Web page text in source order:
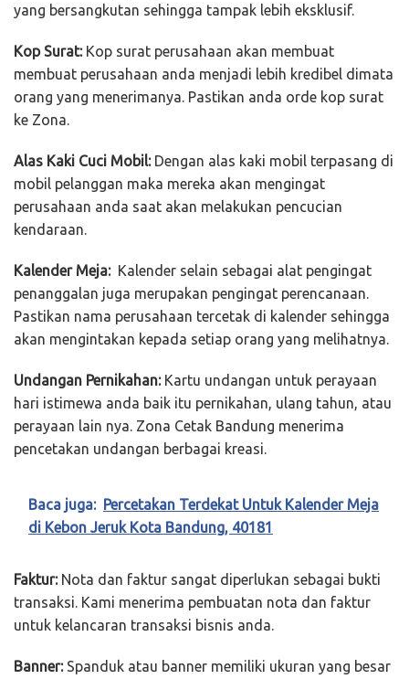
yang bersangkutan sehingga tampak lebih eksklusif.
Kop Surat:Kop surat perusahaan akan membuat
membuat perusahaan anda menjadi lebih kredibel dimata
orang yang menerimanya. Pastikan anda orde kop surat
ke Zona.
Alas Kaki Cuci Mobil:Dengan alas kaki mobil terpasang di
mobil pelanggan maka mereka akan mengingat
perusahaan anda saat akan melakukan pencucian
kendaraan.
Kalender Meja:Kalender selain sebagai alat pengingat
penanggalan juga merupakan pengingat perencanaan.
Pastikan nama perusahaan tercetak di kalender sehingga
akan mengintakan kepada setiap orang yang melihatnya.
Undangan Pernikahan:Kartu undangan untuk perayaan
hari istimewa anda baik itu pernikahan, ulang tahun, atau
perayaan lain nya. Zona Cetak Bandung menerima
pencetakan undangan berbagai kreasi.
Baca juga: Percetakan Terdekat Untuk Kalender Meja
di Kebon Jeruk Kota Bandung, 40181
Faktur:Nota dan faktur sangat diperlukan sebagai bukti
transaksi. Kami menerima pembuatan nota dan faktur
untuk kelancaran transaksi bisnis anda.
Banner:Spanduk atau banner memiliki ukuran yang besar